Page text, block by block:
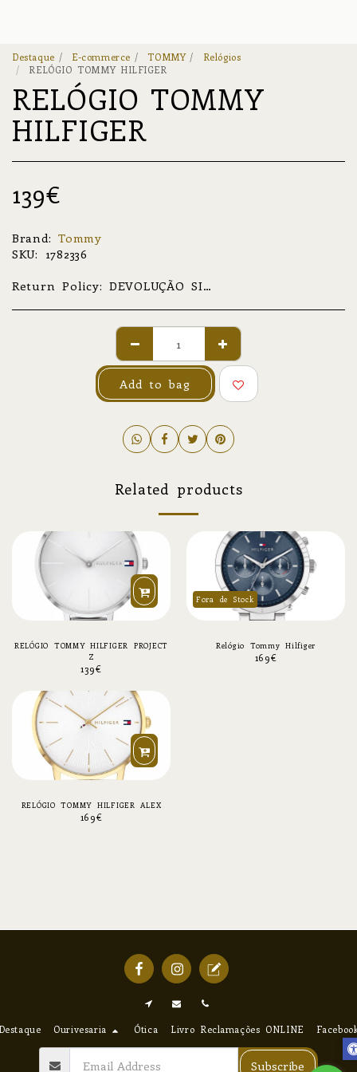
Destaque E-commerce TOMMY
Relógios
RELÓGIO TOMMY HILFIGER
RELÓGIO TOMMY
HILFIGER
139€
Brand: Tommy
SKU: 1782336
Return Policy: DEVOLUÇÃO SIMPLES NÃO RELATIVA A GARANTIA O produto deverá ser devolvido na sua condição original, com todo o material de acompanhamento e informação original. O envio e o respetivo transporte do produto são da total responsabilidade do cliente. A devolução deverá ocorrer num prazo de 30 dias, a partir da data de receção do produto na morada do cliente. DEVOLUÇÃO ABRANGIDA POR GARANTIA O produto deverá ser enviado devidamente acondicionado, sob a responsabilidade e a cargo do cliente; este envio poderá ser restituível. O processamento da garantia poderá demorar, no máximo, 30 dias, a contar da data de receção do pacote na morada Av. Central das Termas, Ed. S. Vicente n184 4575-367 Termas de S. Vicente PNF. O cliente receberá informações atualizadas sobre o estado de garantia do seu produto e presumível data de entrega; no caso de se tratar de uma garantia parcial ou nula, consulte a secção de Assistência da Marca. REPARAÇÕES E MANUTENÇÕES A orçamentação, prazo de execução e data estimada de entrega apenas serão apuradas após análise da peça e levantamento das tarefas a realizar, tendo, o cliente, 30 dias para aceitar o orçamento; após esse prazo, as condições apresentadas terão de ser reavaliadas. Antes da análise mencionada, poderão ser fornecidos valores por telefone, e-mail ou outro meio não presencial, no entanto, estes devem ser considerados, apenas, como indicativos, podendo não refletir o valor final orçamentado.
Add to bag
Related products
RELÓGIO TOMMY HILFIGER PROJECT
Z
139€
Fora de Stock
Relógio Tommy Hilfiger
169€
RELÓGIO TOMMY HILFIGER ALEX
169€
Ourivesaria Ótica Livro Reclamações ONLINE
Subscribe